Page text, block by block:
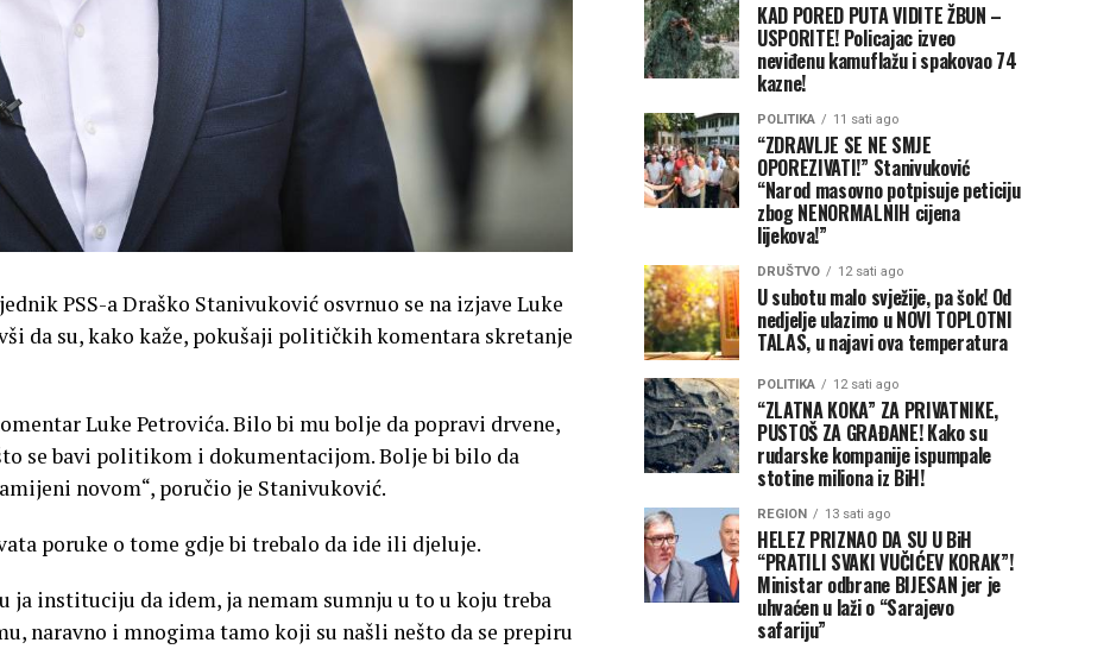
PSS-a Draško Stanivuković osvrnuo se na izjave Luke
da su, kako kaže, pokušaji političkih komentara skretanje
Luke Petrovića. Bilo bi mu bolje da popravi drvene,
se bavi politikom i dokumentacijom. Bolje bi bilo da
novom“, poručio je Stanivuković.
poruke o tome gdje bi trebalo da ide ili djeluje.
ja instituciju da idem, ja nemam sumnju u to u koju treba
naravno i mnogima tamo koji su našli nešto da se prepiru
KAD PORED PUTA VIDITE ŽBUN –
USPORITE! Policajac izveo
neviđenu kamuflažu i spakovao 74
kazne!
POLITIKA 11 sati ago
“ZDRAVLJE SE NE SMJE
OPOREZIVATI!” Stanivuković
“Narod masovno potpisuje peticiju
zbog NENORMALNIH cijena
lijekova!”
DRUŠTVO 12 sati ago
U subotu malo svježije, pa šok! Od
nedjelje ulazimo u NOVI TOPLOTNI
TALAS, u najavi ova temperatura
POLITIKA 12 sati ago
“ZLATNA KOKA” ZA PRIVATNIKE,
PUSTOŠ ZA GRAĐANE! Kako su
rudarske kompanije ispumpale
stotine miliona iz BiH!
REGION 13 sati ago
HELEZ PRIZNAO DA SU U BiH
“PRATILI SVAKI VUČIĆEV KORAK”!
Ministar odbrane BIJESAN jer je
uhvaćen u laži o “Sarajevo
safariju”